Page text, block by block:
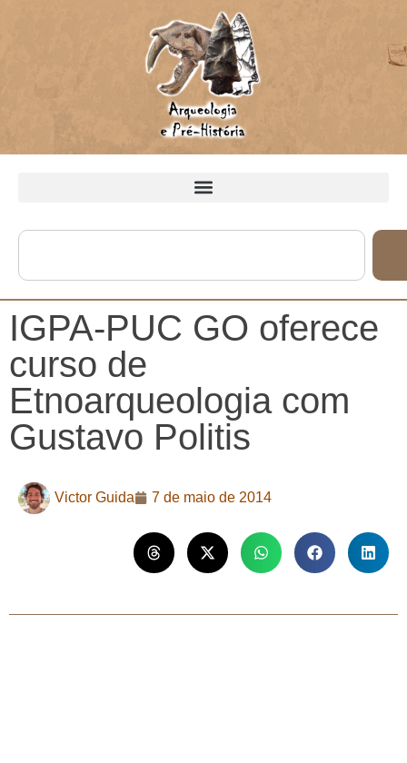
IGPA-PUC GO oferece
curso de
Etnoarqueologia com
Gustavo Politis
Victor Guida 7 de maio de 2014